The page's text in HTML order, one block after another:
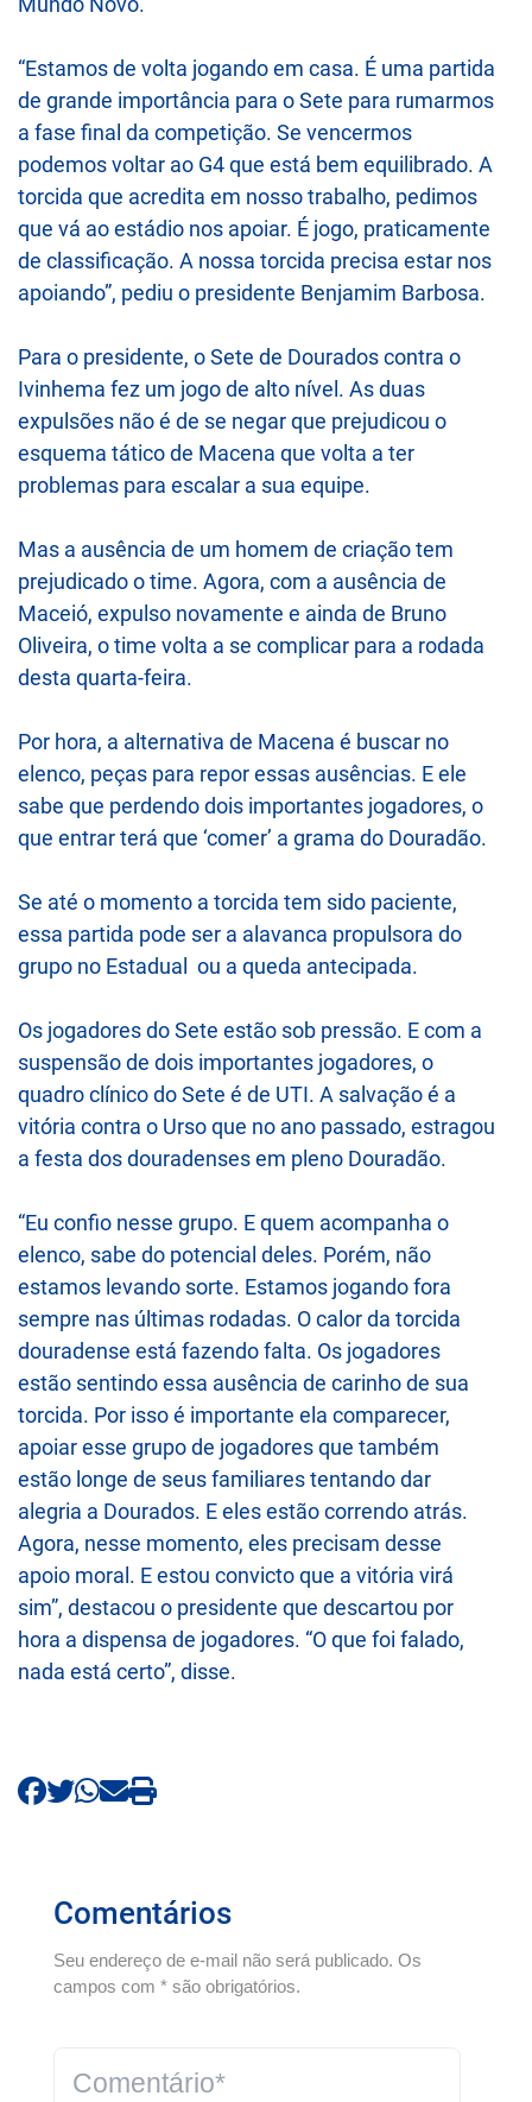
“Estamos de volta jogando em casa. É uma partida
de grande importância para o Sete para rumarmos
a fase final da competição. Se vencermos
podemos voltar ao G4 que está bem equilibrado. A
torcida que acredita em nosso trabalho, pedimos
que vá ao estádio nos apoiar. É jogo, praticamente
de classificação. A nossa torcida precisa estar nos
apoiando”, pediu o presidente Benjamim Barbosa.
Para o presidente, o Sete de Dourados contra o
Ivinhema fez um jogo de alto nível. As duas
expulsões não é de se negar que prejudicou o
esquema tático de Macena que volta a ter
problemas para escalar a sua equipe.
Mas a ausência de um homem de criação tem
prejudicado o time. Agora, com a ausência de
Maceió, expulso novamente e ainda de Bruno
Oliveira, o time volta a se complicar para a rodada
desta quarta-feira.
Por hora, a alternativa de Macena é buscar no
elenco, peças para repor essas ausências. E ele
sabe que perdendo dois importantes jogadores, o
que entrar terá que ‘comer’ a grama do Douradão.
Se até o momento a torcida tem sido paciente,
essa partida pode ser a alavanca propulsora do
grupo no Estadual ou a queda antecipada.
Os jogadores do Sete estão sob pressão. E com a
suspensão de dois importantes jogadores, o
quadro clínico do Sete é de UTI. A salvação é a
vitória contra o Urso que no ano passado, estragou
a festa dos douradenses em pleno Douradão.
“Eu confio nesse grupo. E quem acompanha o
elenco, sabe do potencial deles. Porém, não
estamos levando sorte. Estamos jogando fora
sempre nas últimas rodadas. O calor da torcida
douradense está fazendo falta. Os jogadores
estão sentindo essa ausência de carinho de sua
torcida. Por isso é importante ela comparecer,
apoiar esse grupo de jogadores que também
estão longe de seus familiares tentando dar
alegria a Dourados. E eles estão correndo atrás.
Agora, nesse momento, eles precisam desse
apoio moral. E estou convicto que a vitória virá
sim”, destacou o presidente que descartou por
hora a dispensa de jogadores. “O que foi falado,
nada está certo”, disse.
Comentários
Seu endereço de e-mail não será publicado. Os
campos com * são obrigatórios.